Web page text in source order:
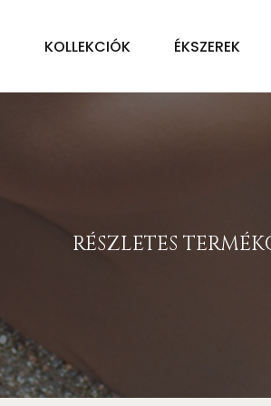
KOLLEKCIÓK ÉKSZEREK
RÉSZLETES